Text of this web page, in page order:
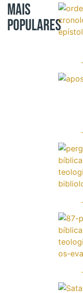
Mais
Populares